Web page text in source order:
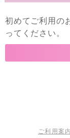
初めてご利用の
ってください。
ご利用案内